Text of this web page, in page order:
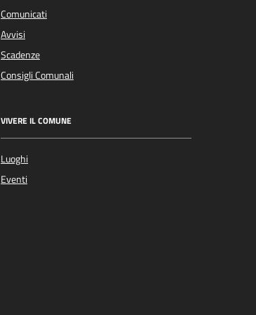
Comunicati
Avvisi
Scadenze
Consigli Comunali
VIVERE IL COMUNE
Luoghi
Eventi